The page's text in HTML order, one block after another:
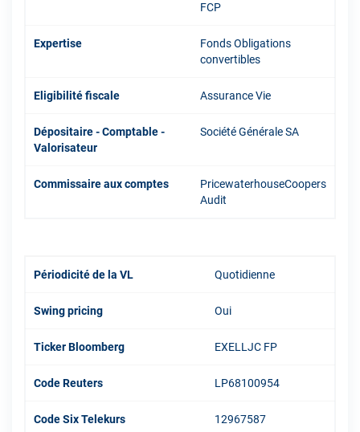
FCP
Expertise
Fonds Obligations
convertibles
Eligibilité fiscale Assurance Vie
Dépositaire - Comptable -
Valorisateur
Société Générale SA
Commissaire aux comptes
PricewaterhouseCoopers
Audit
Périodicité de la VL Quotidienne
Swing pricing Oui
Ticker Bloomberg EXELLJC FP
Code Reuters LP68100954
Code Six Telekurs 12967587